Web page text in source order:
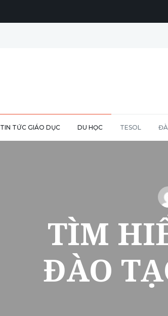
TIN TỨC GIÁO DỤC DU HỌC TESOL
TÌM
ĐÀO